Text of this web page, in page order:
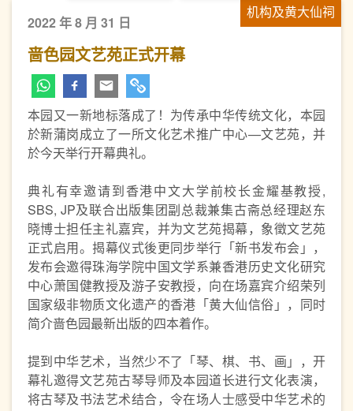
机构及黄大仙祠
2022 年 8 月 31 日
啬色园文艺苑正式开幕
本园又一新地标落成了！为传承中华传统文化，本园
於新蒲岗成立了一所文化艺术推广中心—文艺苑，并
於今天举行开幕典礼。
典礼有幸邀请到香港中文大学前校长金耀基教授,
SBS, JP及联合出版集团副总裁兼集古斋总经理赵东
晓博士担任主礼嘉宾，并为文艺苑揭幕，象徵文艺苑
正式启用。揭幕仪式後更同步举行「新书发布会」，
发布会邀得珠海学院中国文学系兼香港历史文化研究
中心萧国健教授及游子安教授，向在场嘉宾介绍荣列
国家级非物质文化遗产的香港「黄大仙信俗」，同时
简介啬色园最新出版的四本着作。
提到中华艺术，当然少不了「琴、棋、书、画」，开
幕礼邀得文艺苑古琴导师及本园道长进行文化表演，
将古琴及书法艺术结合，令在场人士感受中华艺术的